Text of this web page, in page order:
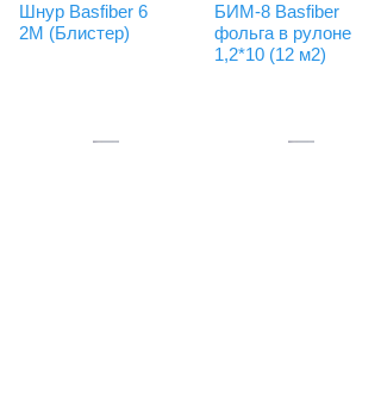
Шнур Basfiber 6
2М (Блистер)
БИМ-8 Basfiber
фольга в рулоне
1,2*10 (12 м2)